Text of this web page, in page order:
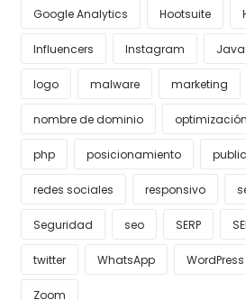
Google Analytics Hootsuite
Influencers Instagram
logo malware marketing
nombre de dominio optimización
php posicionamiento
redes sociales responsivo
Seguridad seo SERP
twitter WhatsApp WordPress
Zoom